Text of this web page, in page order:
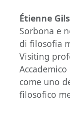
Étienne
Sorbona e
di filosofia
Visiting
come uno
filosofico